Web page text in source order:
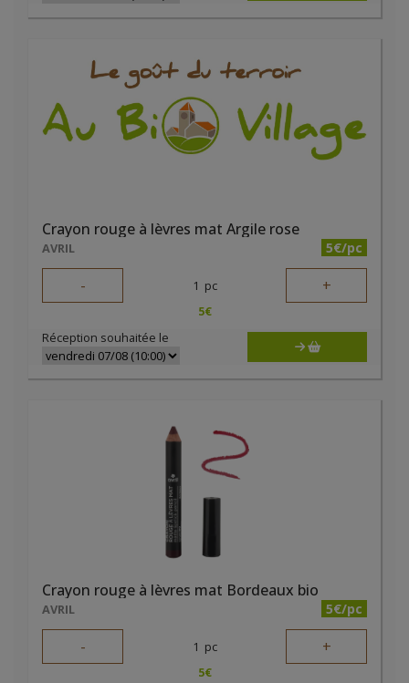
Crayon rouge à lèvres mat Argile rose
AVRIL 5€/pc
- 1 pc +
5€
Réception souhaitée le
Crayon rouge à lèvres mat Bordeaux bio
AVRIL 5€/pc
- 1 pc +
5€